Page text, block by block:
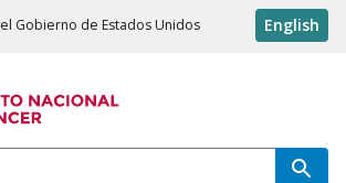
Gobierno de Estados Unidos English